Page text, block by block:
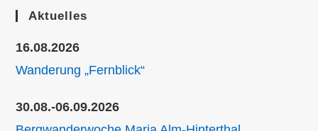
Aktuelles
16.08.2026
Wanderung „Fernblick“
30.08.-06.09.2026